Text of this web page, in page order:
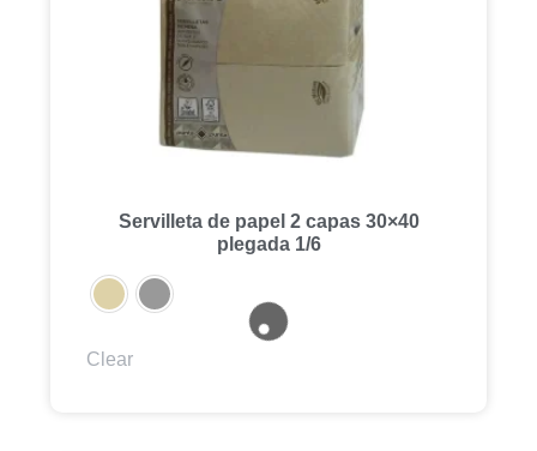
Servilleta de papel 2 capas 30×40
plegada 1/6
Clear